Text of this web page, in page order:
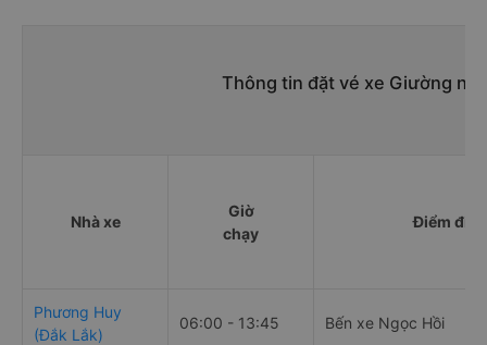
Thông tin đặt vé xe Giường
Nhà xe
Giờ
chạy
Điểm đi
Phương Huy
(Đắk Lắk)
06:00 - 13:45 Bến xe Ngọc Hồi